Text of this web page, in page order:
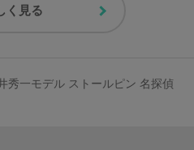
く見る
秀一モデル ストールピン 名探偵